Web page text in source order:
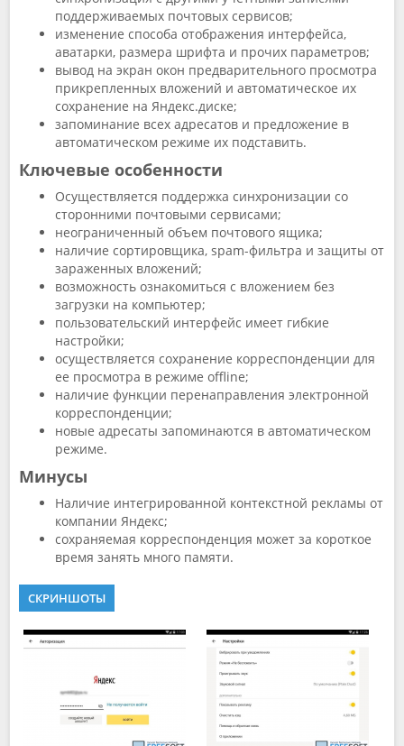
поддерживаемых почтовых сервисов;
изменение способа отображения интерфейса,
аватарки, размера шрифта и прочих параметров;
вывод на экран окон предварительного просмотра
прикрепленных вложений и автоматическое их
сохранение на Яндекс.диске;
запоминание всех адресатов и предложение в
автоматическом режиме их подставить.
Ключевые особенности
Осуществляется поддержка синхронизации со
сторонними почтовыми сервисами;
неограниченный объем почтового ящика;
наличие сортировщика, spam-фильтра и защиты от
зараженных вложений;
возможность ознакомиться с вложением без
загрузки на компьютер;
пользовательский интерфейс имеет гибкие
настройки;
осуществляется сохранение корреспонденции для
ее просмотра в режиме offline;
наличие функции перенаправления электронной
корреспонденции;
новые адресаты запоминаются в автоматическом
режиме.
Минусы
Наличие интегрированной контекстной рекламы от
компании Яндекс;
сохраняемая корреспонденция может за короткое
время занять много памяти.
СКРИНШОТЫ